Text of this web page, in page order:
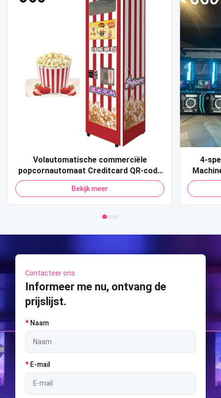
Volautomatische commerciële
popcornautomaat Creditcard QR-code
Betaling Pop Corn-automaat voor
winkelcentrum
Bekijk meer
4-
Sport
Contacteer ons
Informeer me nu, ontvang de
prijslijst.
* Naam
* E-mail